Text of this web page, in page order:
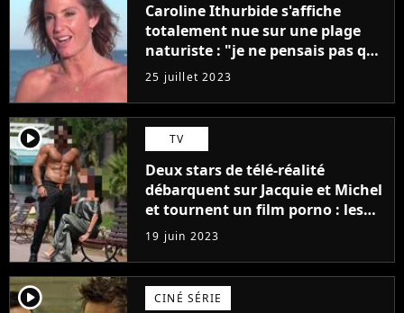
Caroline Ithurbide s'affiche
totalement nue sur une plage
naturiste : "je ne pensais pas que
j'arriverais à le faire..."
25 juillet 2023
player2 TV
Deux stars de télé-réalité
débarquent sur Jacquie et Michel
et tournent un film porno : les
premières images du tournage
(exclu)
19 juin 2023
player2 CINÉ SÉRIE